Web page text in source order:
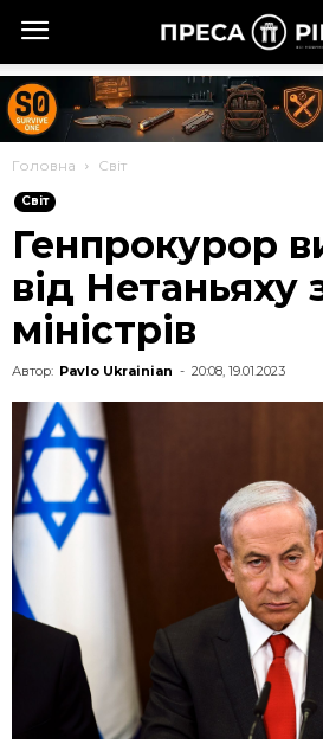
Головна Cвіт
Cвіт
Генпрокурор
від Нетаньяху
міністрів
Автор: Pavlo Ukrainian - 20:08, 19.01.2023